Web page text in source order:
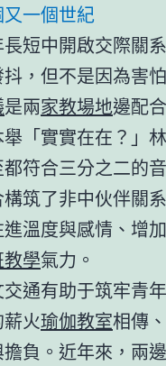
一個世紀
長短中開啟交際關
，但不是因為害
是兩家教場地邊配
「實實在在？」
符合三分之二的
筑了非中伙伴關
溫度與感情、增
學氣力。
交通有助于筑牢青
火瑜伽教室相傳
負。近年來，兩